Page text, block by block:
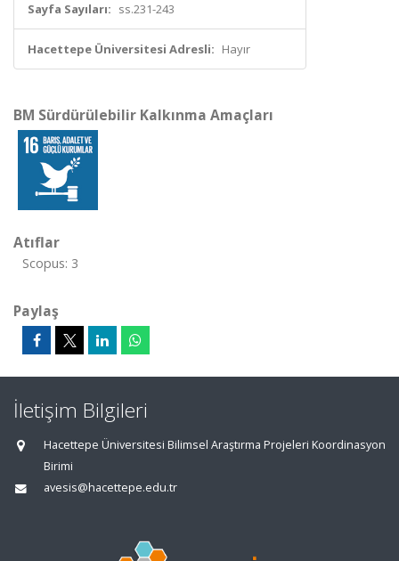
Sayfa Sayıları: ss.231-243
Hacettepe Üniversitesi Adresli: Hayır
BM Sürdürülebilir Kalkınma Amaçları
Atıflar
Scopus: 3
Paylaş
İletişim Bilgileri
Hacettepe Üniversitesi Bilimsel Araştırma Projeleri Koordinasyon
Birimi
avesis@hacettepe.edu.tr